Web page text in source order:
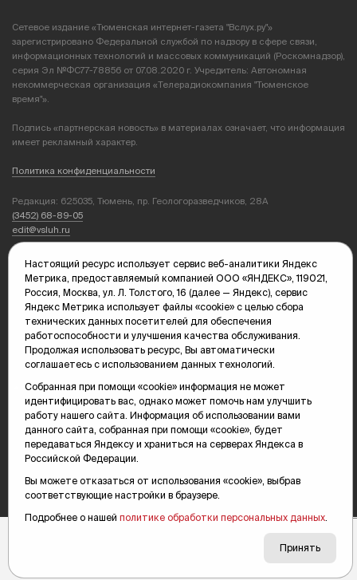
Сетевое издание «Тюменская интернет-газета "Вслух.ру"»
зарегистрировано Федеральной службой по надзору в сфере связи,
информационных технологий и массовых коммуникаций (Роскомнадзор),
серия Эл №ФС77-78856 от 07.08.2020 г. Учредитель: Автономная
некоммерческая организация «Телерадиокомпания "Тюменское
время"».
Подпись «партнерская новость» в материалах означает, что информация
имеет рекламный характер.
Политика конфиденциальности
Редакция: 625035, Тюмень, пр. Геологоразведчиков, 28А
(3452) 68-89-05
edit@vsluh.ru
Главный редактор: Панкина Т.Ю.
kika@vsluh.ru
По вопросам рекламы:
kotovaev@sibinformburo.ru
mim@vsluh.ru
© 2000-2026 Тюменская интернет-газета «Вслух.ру»
Карта сайта
Настоящий ресурс использует сервис веб-аналитики Яндекс
Метрика, предоставляемый компанией ООО «ЯНДЕКС», 119021,
Россия, Москва, ул. Л. Толстого, 16 (далее — Яндекс), сервис
Яндекс Метрика использует файлы «cookie» с целью сбора
технических данных посетителей для обеспечения
работоспособности и улучшения качества обслуживания.
Продолжая использовать ресурс, Вы автоматически
соглашаетесь с использованием данных технологий.
Собранная при помощи «cookie» информация не может
идентифицировать вас, однако может помочь нам улучшить
работу нашего сайта. Информация об использовании вами
данного сайта, собранная при помощи «cookie», будет
передаваться Яндексу и храниться на серверах Яндекса в
Российской Федерации.
Вы можете отказаться от использования «cookie», выбрав
соответствующие настройки в браузере.
Подробнее о нашей политике обработки персональных данных
Принять